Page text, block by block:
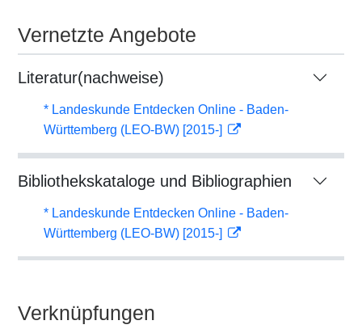
Vernetzte Angebote
Literatur(nachweise)
* Landeskunde Entdecken Online - Baden-
Württemberg (LEO-BW) [2015-]
Bibliothekskataloge und Bibliographien
* Landeskunde Entdecken Online - Baden-
Württemberg (LEO-BW) [2015-]
Verknüpfungen